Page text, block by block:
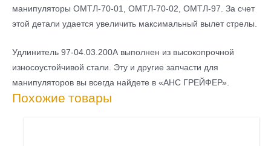
манипуляторы ОМТЛ-70-01, ОМТЛ-70-02, ОМТЛ-97. За счет
этой детали удается увеличить максимальный вылет стрелы.
Удлинитель 97-04.03.200А выполнен из высокопрочной
износоустойчивой стали. Эту и другие запчасти для
манипуляторов вы всегда найдете в «АНС ГРЕЙФЕР».
Похожие товары